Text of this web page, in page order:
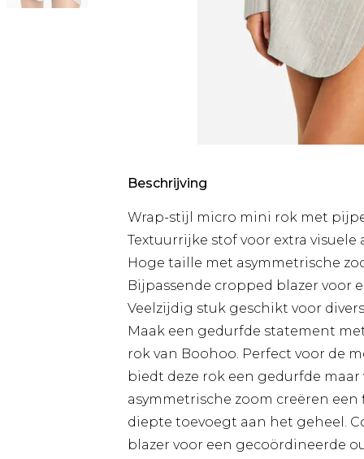
Beschrijving
Wrap-stijl micro mini rok met
Textuurrijke stof voor extra
Hoge taille met asymmetrische
Bijpassende cropped blazer voor
Veelzijdig stuk geschikt voor
Maak een gedurfde statement
rok van Boohoo. Perfect voor de
biedt deze rok een gedurfde
asymmetrische zoom creëren
diepte toevoegt aan het geheel.
blazer voor een gecoördineerde